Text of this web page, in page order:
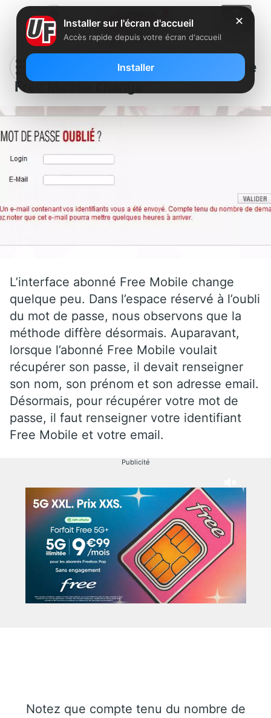
Oubli de mot de passe : L’espace
Free Mobile change
L’interface abonné Free Mobile change
quelque peu. Dans l’espace réservé à l’oubli
du mot de passe, nous observons que la
méthode diffère désormais. Auparavant,
lorsque l’abonné Free Mobile voulait
récupérer son passe, il devait renseigner
son nom, son prénom et son adresse email.
Désormais, pour récupérer votre mot de
passe, il faut renseigner votre identifiant
Free Mobile et votre email.
Publicité
Notez que compte tenu du nombre de
✕
Installer sur l'écran d'accueil
Accès rapide depuis votre écran d'accueil
Installer